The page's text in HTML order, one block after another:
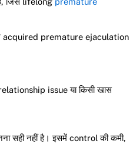
acquired premature ejaculation
issue या किसी खास
सही नहीं है। इसमें control की कमी,